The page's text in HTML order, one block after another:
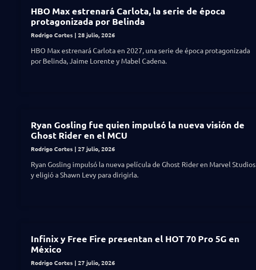
HBO Max estrenará Carlota, la serie de época
protagonizada por Belinda
Rodrigo Cortes 28 julio, 2026
HBO Max estrenará Carlota en 2027, una serie de época protagonizada
por Belinda, Jaime Lorente y Mabel Cadena.
Ryan Gosling fue quien impulsó la nueva visión de
Ghost Rider en el MCU
Rodrigo Cortes 27 julio, 2026
Ryan Gosling impulsó la nueva película de Ghost Rider en Marvel Studios
y eligió a Shawn Levy para dirigirla.
Infinix y Free Fire presentan el HOT 70 Pro 5G en
México
Rodrigo Cortes 27 julio, 2026